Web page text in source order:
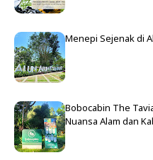
Menepi Sejenak di
Bobocabin The
Nuansa Alam dan